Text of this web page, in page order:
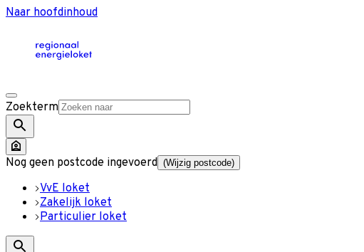
Naar hoofdinhoud
Zoekterm
Nog geen postcode ingevoerd (Wijzig postcode)
VvE loket
Zakelijk loket
Particulier loket